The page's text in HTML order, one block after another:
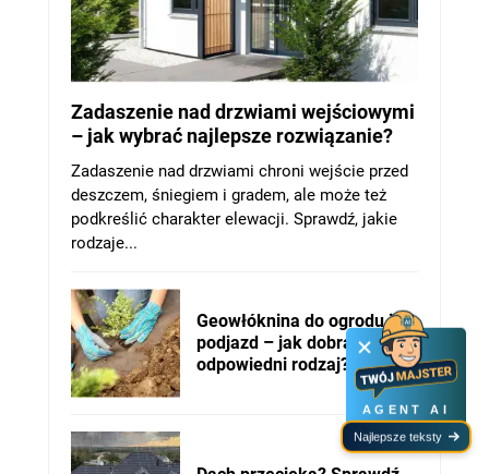
Zadaszenie nad drzwiami wejściowymi
– jak wybrać najlepsze rozwiązanie?
Zadaszenie nad drzwiami chroni wejście przed
deszczem, śniegiem i gradem, ale może też
podkreślić charakter elewacji. Sprawdź, jakie
rodzaje...
Geowłóknina do ogrodu i na
podjazd – jak dobrać
odpowiedni rodzaj?
AGENT AI
Najlepsze teksty